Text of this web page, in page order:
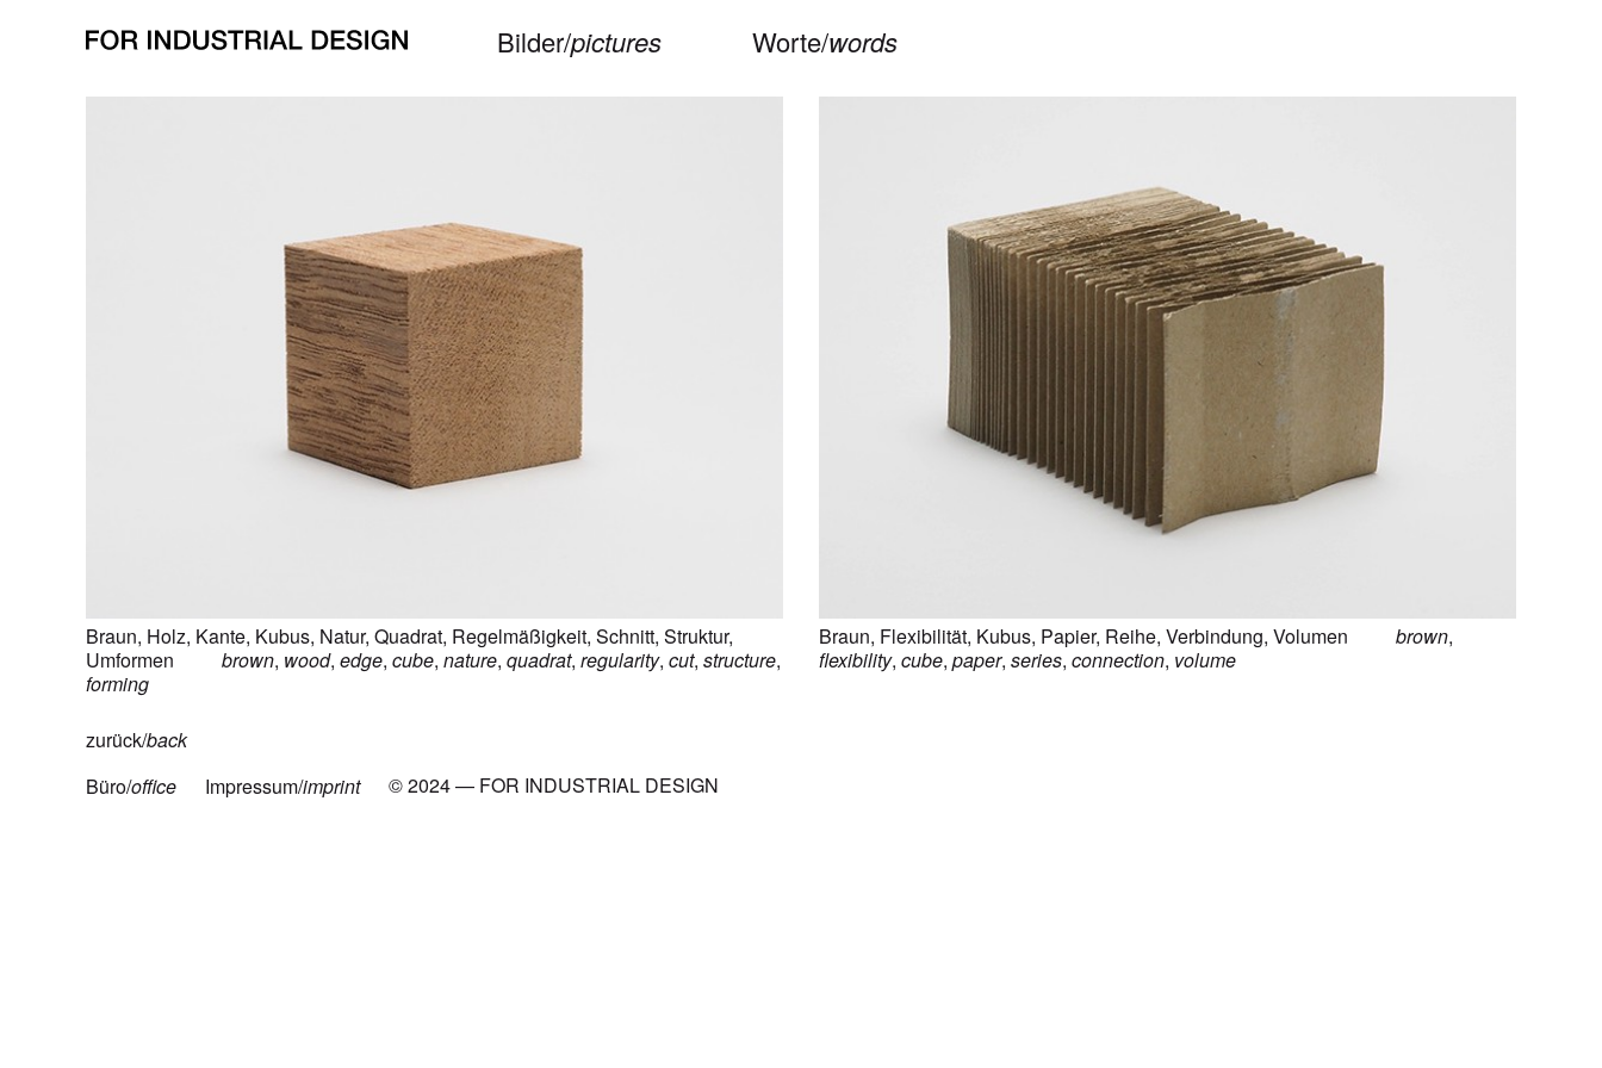
Bilder/pictures Worte/words
alle Bilder zu Kubus all pictures for
Braun, Holz, Kante, Kubus, Natur, Quadrat, Regelmäßigkeit, Schnitt, Struktur,
Umformen
brown, wood, edge, cube, nature, quadrat, regularity, cut, structure,
forming
Braun, Flexibilität, Kubus, Papier, Reihe, Verbindung, Volumen brown,
flexibility, cube, paper, series, connection, volume
zurück/back
Büro/office Impressum/imprint © 2024 — FOR INDUSTRIAL DESIGN